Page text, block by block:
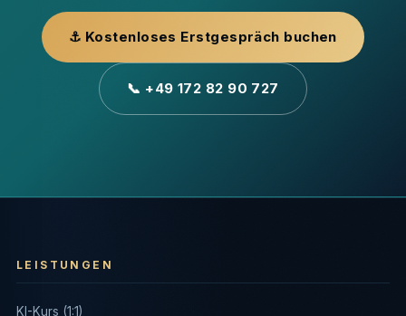
⚓ Kostenloses Erstgespräch buchen
📞 +49 172 82 90 727
LEISTUNGEN
KI-Kurs (1:1)